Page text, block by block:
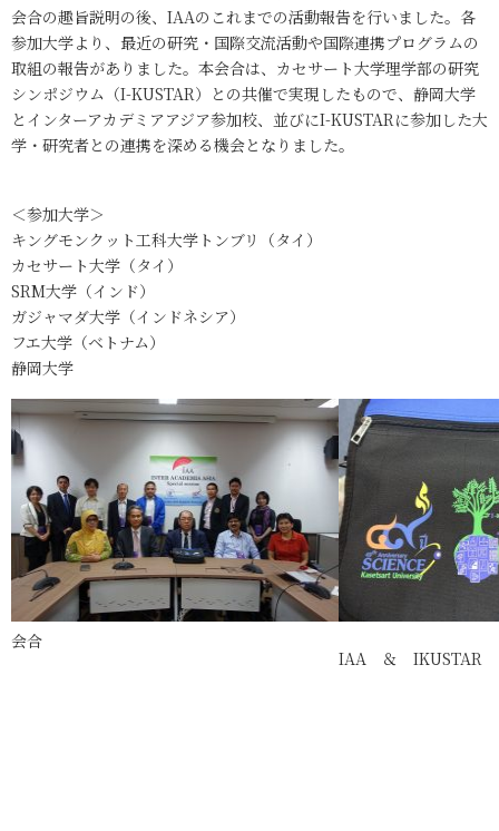
会合の趣旨説明の後、IAAのこれまでの活動報告を行いました。各
参加大学より、最近の研究・国際交流活動や国際連携プログラムの
取組の報告がありました。本会合は、カセサート大学理学部の研究
シンポジウム（I-KUSTAR）との共催で実現したもので、静岡大学
とインターアカデミアアジア参加校、並びにI-KUSTARに参加した大
学・研究者との連携を深める機会となりました。
＜参加大学＞
キングモンクット工科大学トンブリ（タイ）
カセサート大学（タイ）
SRM大学（インド）
ガジャマダ大学（インドネシア）
フエ大学（ベトナム）
静岡大学
会合
IAA ＆ IKUSTAR